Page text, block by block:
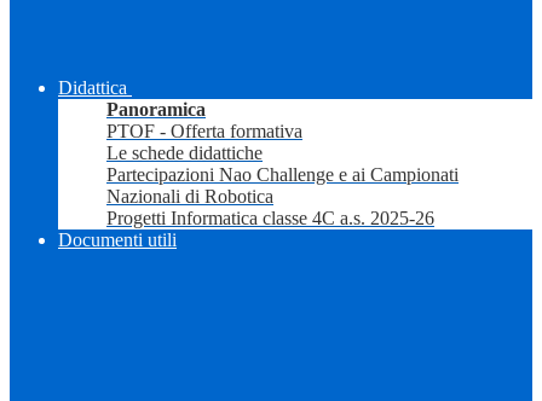
Didattica
Panoramica
PTOF - Offerta formativa
Le schede didattiche
Partecipazioni Nao Challenge e ai Campionati
Nazionali di Robotica
Progetti Informatica classe 4C a.s. 2025-26
Documenti utili